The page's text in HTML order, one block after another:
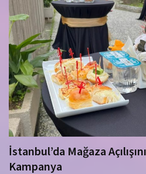
İstanbul’da Mağaza
Kampanya